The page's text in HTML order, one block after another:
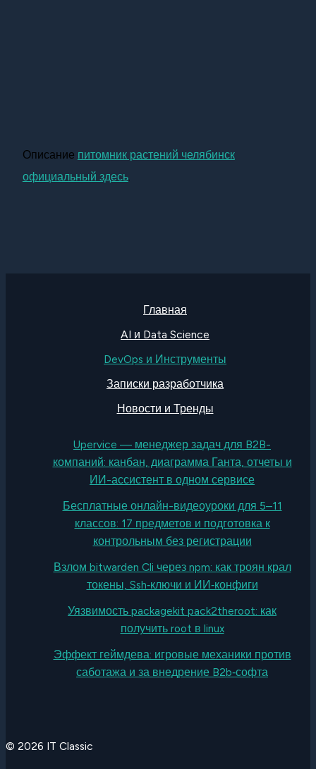
Описание питомник растений челябинск
официальный здесь.
Главная
AI и Data Science
DevOps и Инструменты
Записки разработчика
Новости и Тренды
Upervice — менеджер задач для B2B-
компаний: канбан, диаграмма Ганта, отчеты и
ИИ-ассистент в одном сервисе
Бесплатные онлайн-видеоуроки для 5–11
классов: 17 предметов и подготовка к
контрольным без регистрации
Взлом bitwarden Cli через npm: как троян крал
токены, Ssh‑ключи и ИИ‑конфиги
Уязвимость packagekit pack2theroot: как
получить root в linux
Эффект геймдева: игровые механики против
саботажа и за внедрение B2b‑софта
© 2026 IT Classic